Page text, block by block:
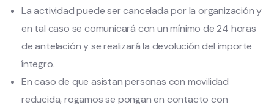
La actividad puede ser cancelada por la organización y
en tal caso se comunicará con un mínimo de 24 horas
de antelación y se realizará la devolución del importe
íntegro.
En caso de que asistan personas con movilidad
reducida, rogamos se pongan en contacto con